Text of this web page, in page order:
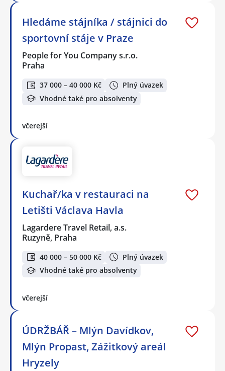
Hledáme stájníka / stájnici do
sportovní stáje v Praze
People for You Company s.r.o.
Praha
37 000 – 40 000 Kč
Plný úvazek
Vhodné také pro absolventy
včerejší
Kuchař/ka v restauraci na
Letišti Václava Havla
Lagardere Travel Retail, a.s.
Ruzyně, Praha
40 000 – 50 000 Kč
Plný úvazek
Vhodné také pro absolventy
včerejší
ÚDRŽBÁŘ – Mlýn Davídkov,
Mlýn Propast, Zážitkový areál
Hryzely